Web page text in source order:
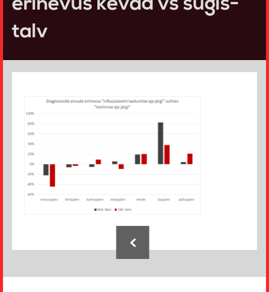
erinevus kevad vs sügis-
talv